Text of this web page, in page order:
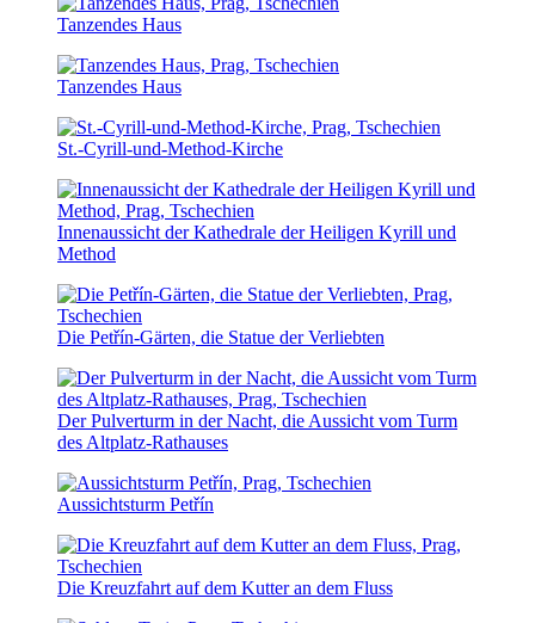
Tanzendes Haus
Tanzendes Haus
St.-Cyrill-und-Method-Kirche
Innenaussicht der Kathedrale der Heiligen Kyrill und
Method
Die Petřín-Gärten, die Statue der Verliebten
Der Pulverturm in der Nacht, die Aussicht vom Turm
des Altplatz-Rathauses
Aussichtsturm Petřín
Die Kreuzfahrt auf dem Kutter an dem Fluss